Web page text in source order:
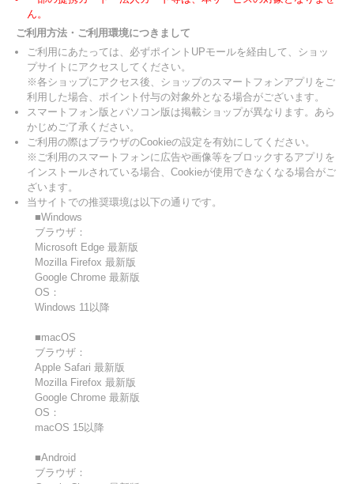
ん。
ご利用方法・ご利用環境につきまして
ご利用にあたっては、必ずポイントUPモールを経由して、ショッ
プサイトにアクセスしてください。
※各ショップにアクセス後、ショップのスマートフォンアプリをご
利用した場合、ポイント付与の対象外となる場合がございます。
スマートフォン版とパソコン版は掲載ショップが異なります。あら
かじめご了承ください。
ご利用の際はブラウザのCookieの設定を有効にしてください。
※ご利用のスマートフォンに広告や画像等をブロックするアプリを
インストールされている場合、Cookieが使用できなくなる場合がご
ざいます。
当サイトでの推奨環境は以下の通りです。
■Windows
ブラウザ：
Microsoft Edge 最新版
Mozilla Firefox 最新版
Google Chrome 最新版
OS：
Windows 11以降
■macOS
ブラウザ：
Apple Safari 最新版
Mozilla Firefox 最新版
Google Chrome 最新版
OS：
macOS 15以降
■Android
ブラウザ：